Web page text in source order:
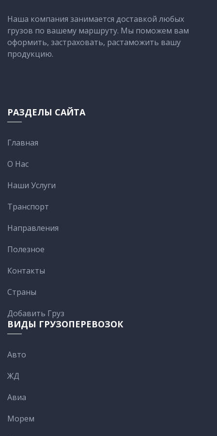
Наша компания занимается доставкой любых
грузов по вашему маршруту. Мы поможем вам
оформить, застраховать, растаможить вашу
продукцию.
РАЗДЕЛЫ САЙТА
Главная
О Нас
Наши Услуги
Транспорт
Направления
Полезное
Контакты
Cтраны
Добавить Груз
ВИДЫ ГРУЗОПЕРЕВОЗОК
Авто
ЖД
Авиа
Морем